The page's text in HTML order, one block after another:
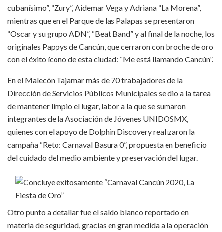
cubanísimo”, “Zury”, Aidemar Vega y Adriana “La Morena”,
mientras que en el Parque de las Palapas se presentaron
“Oscar y su grupo ADN”, “Beat Band” y al final de la noche, los
originales Pappys de Cancún, que cerraron con broche de oro
con el éxito ícono de esta ciudad: “Me está llamando Cancún”.
En el Malecón Tajamar más de 70 trabajadores de la
Dirección de Servicios Públicos Municipales se dio a la tarea
de mantener limpio el lugar, labor a la que se sumaron
integrantes de la Asociación de Jóvenes UNIDOSMX,
quienes con el apoyo de Dolphin Discovery realizaron la
campaña “Reto: Carnaval Basura 0”, propuesta en beneficio
del cuidado del medio ambiente y preservación del lugar.
Otro punto a detallar fue el saldo blanco reportado en
materia de seguridad, gracias en gran medida a la operación